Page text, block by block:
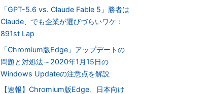
「GPT-5.6 vs. Claude Fable 5」勝者は
Claude、でも企業が選びづらいワケ：
891st Lap
「Chromium版Edge」アップデートの
問題と対処法～2020年1月15日の
Windows Updateの注意点を解説
【速報】Chromium版Edge、日本向け